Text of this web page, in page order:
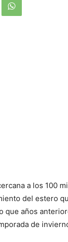
a los 100
del estero
que años
de